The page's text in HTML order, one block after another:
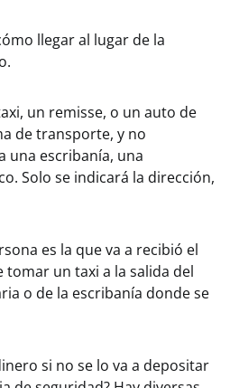
llegar al lugar de la
un remisse, o un auto de
de transporte, y no
una escribanía, una
Solo se indicará la dirección,
es la que va a recibió el
tomar un taxi a la salida del
o de la escribanía donde se
si no se lo va a depositar